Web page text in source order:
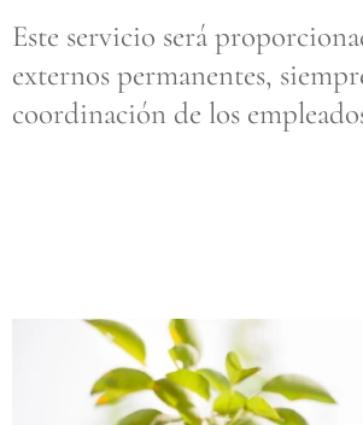
Este servicio será
externos permanentes,
coordinación de los